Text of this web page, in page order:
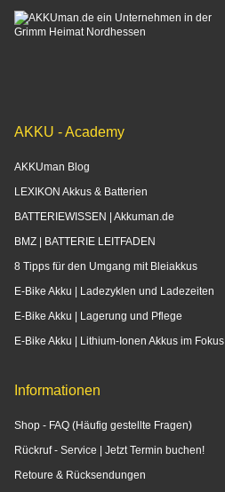
AKKU - Academy
AKKUman Blog
LEXIKON Akkus & Batterien
BATTERIEWISSEN | Akkuman.de
BMZ | BATTERIE LEITFADEN
8 Tipps für den Umgang mit Bleiakkus
E-Bike Akku | Ladezyklen und Ladezeiten
E-Bike Akku | Lagerung und Pflege
E-Bike Akku | Lithium-Ionen Akkus im Fokus
Informationen
Shop - FAQ (Häufig gestellte Fragen)
Rückruf - Service | Jetzt Termin buchen!
Retoure & Rücksendungen